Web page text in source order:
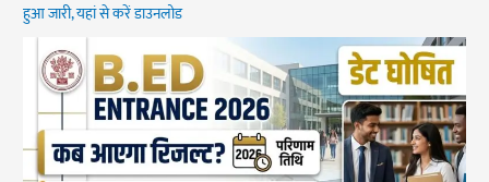
हुआ जारी, यहां से करें डाउनलोड